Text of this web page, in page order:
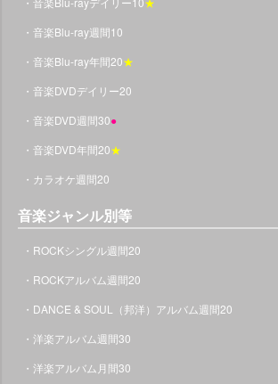
・音楽Blu-ray週間10
・音楽Blu-ray年間20★
・音楽DVDデイリー20
・音楽DVD週間30●
・音楽DVD年間20★
・カラオケ週間20
音楽ジャンル別等
・ROCKシングル週間20
・ROCKアルバム週間20
・DANCE & SOUL（邦洋）アルバム週間20
・洋楽アルバム週間30
・洋楽アルバム月間30